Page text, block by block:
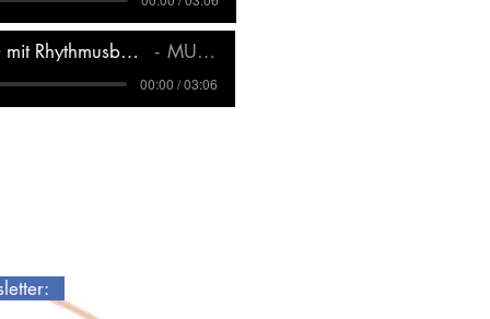
Séißes oder Saures MG mit Rhythmusbegleitung MUSEP
00:00 / 03:06